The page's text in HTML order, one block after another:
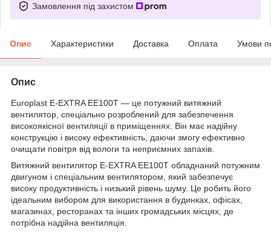
Замовлення під захистом
Опис Характеристики Доставка Оплата Умови
Опис
Europlast E-EXTRA EЕ100T — це потужний витяжний
вентилятор, спеціально розроблений для забезпечення
високоякісної вентиляції в приміщеннях. Він має надійну
конструкцію і високу ефективність, даючи змогу ефективно
очищати повітря від вологи та неприємних запахів.
Витяжний вентилятор E-EXTRA EЕ100T обладнаний потужним
двигуном і спеціальним вентилятором, який забезпечує
високу продуктивність і низький рівень шуму. Це робить його
ідеальним вибором для використання в будинках, офісах,
магазинах, ресторанах та інших громадських місцях, де
потрібна надійна вентиляція.